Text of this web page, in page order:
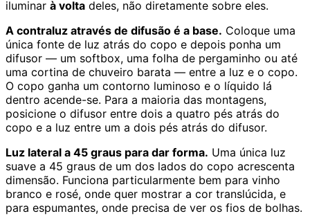
iluminar à volta deles, não diretamente sobre eles.
A contraluz através de difusão é a base. Coloque uma
única fonte de luz atrás do copo e depois ponha um
difusor — um softbox, uma folha de pergaminho ou até
uma cortina de chuveiro barata — entre a luz e o copo.
O copo ganha um contorno luminoso e o líquido lá
dentro acende-se. Para a maioria das montagens,
posicione o difusor entre dois a quatro pés atrás do
copo e a luz entre um a dois pés atrás do difusor.
Luz lateral a 45 graus para dar forma. Uma única luz
suave a 45 graus de um dos lados do copo acrescenta
dimensão. Funciona particularmente bem para vinho
branco e rosé, onde quer mostrar a cor translúcida, e
para espumantes, onde precisa de ver os fios de bolhas.